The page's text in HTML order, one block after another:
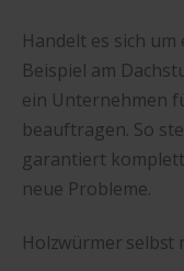
Handelt es sich
Beispiel am
ein Unternehmen
beauftragen. So
garantiert
neue Probleme.
Holzwürmer selbst